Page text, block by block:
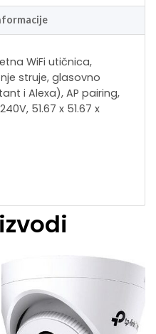
WiFi utičnica,
struje, glasovno
i Alexa), AP pairing,
51.67 x 51.67 x